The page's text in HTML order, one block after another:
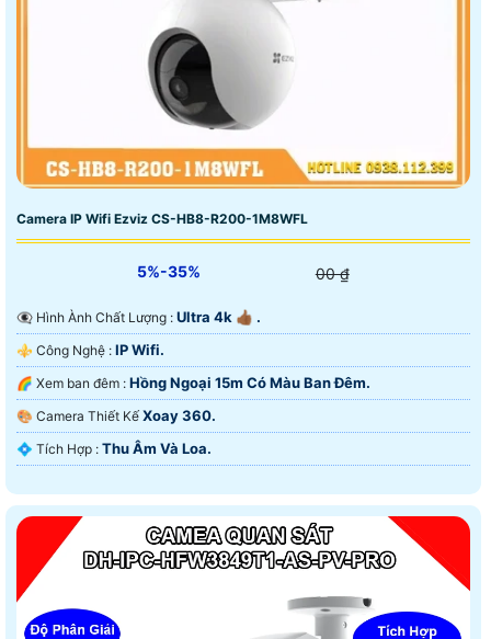
Camera IP Wifi Ezviz CS-HB8-R200-1M8WFL
5%-35% 00 ₫
👁️‍🗨 Hình Ành Chất Lượng : Ultra 4k 👍🏾 .
⚜️ Công Nghệ : IP Wifi.
🌈 Xem ban đêm : Hồng Ngoại 15m Có Màu Ban Ðêm.
🎨 Camera Thiết Kế Xoay 360.
️💠 Tích Hợp : Thu Âm Và Loa.